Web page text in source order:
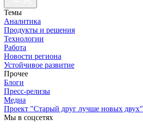
Темы
Аналитика
Продукты и решения
Технологии
Работа
Новости региона
Устойчивое развитие
Прочее
Блоги
Пресс-релизы
Медиа
Проект "Старый друг лучше новых двух"
Мы в соцсетях